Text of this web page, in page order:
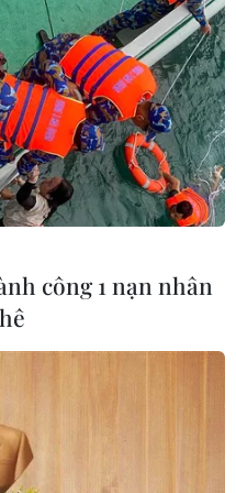
trong
tiến
an
cấp
Nậm
công 1 nạn nhân